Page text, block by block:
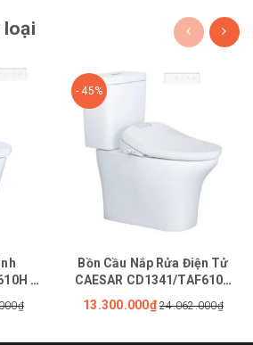
loại
2
Mở
- 45%
Bồn Cầu Nắp Rửa Điện Tử
CAESAR CD1341/TAF610H
Tự Động Đóng Mở Nắp
13.300.000₫ 24.062.000₫